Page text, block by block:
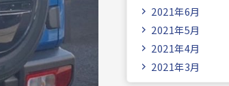
2021年6月
2021年5月
2021年4月
2021年3月